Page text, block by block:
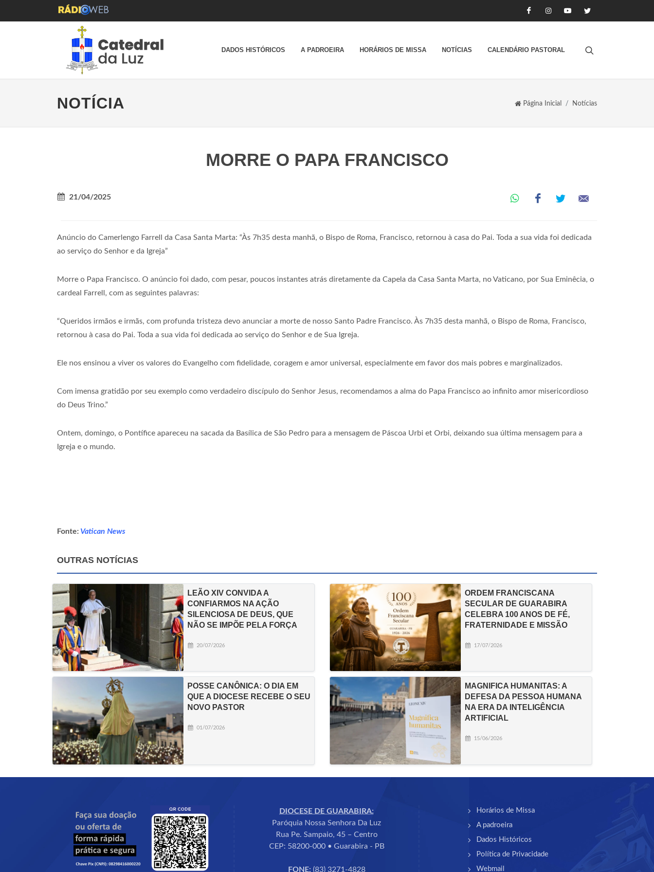
DADOS HISTÓRICOS A PADROEIRA HORÁRIOS DE MISSA NOTÍCIAS CALENDÁRIO PASTORAL
NOTÍCIA Página Inicial Notícias
MORRE O PAPA FRANCISCO
21/04/2025
Anúncio do Camerlengo Farrell da Casa Santa Marta: “Às 7h35 desta manhã, o Bispo de Roma, Francisco, retornou à casa do Pai. Toda a sua vida foi dedicada
ao serviço do Senhor e da Igreja”
Morre o Papa Francisco. O anúncio foi dado, com pesar, poucos instantes atrás diretamente da Capela da Casa Santa Marta, no Vaticano, por Sua Eminêcia, o
cardeal Farrell, com as seguintes palavras:
“Queridos irmãos e irmãs, com profunda tristeza devo anunciar a morte de nosso Santo Padre Francisco. Às 7h35 desta manhã, o Bispo de Roma, Francisco,
retornou à casa do Pai. Toda a sua vida foi dedicada ao serviço do Senhor e de Sua Igreja.
Ele nos ensinou a viver os valores do Evangelho com fidelidade, coragem e amor universal, especialmente em favor dos mais pobres e marginalizados.
Com imensa gratidão por seu exemplo como verdadeiro discípulo do Senhor Jesus, recomendamos a alma do Papa Francisco ao infinito amor misericordioso
do Deus Trino.”
Ontem, domingo, o Pontífice apareceu na sacada da Basílica de São Pedro para a mensagem de Páscoa Urbi et Orbi, deixando sua última mensagem para a
Igreja e o mundo.
Fonte: Vatican News
OUTRAS NOTÍCIAS
LEÃO XIV CONVIDA A
CONFIARMOS NA AÇÃO
SILENCIOSA DE DEUS, QUE
NÃO SE IMPÕE PELA FORÇA
20/07/2026
ORDEM FRANCISCANA
SECULAR DE GUARABIRA
CELEBRA 100 ANOS DE FÉ,
FRATERNIDADE E MISSÃO
17/07/2026
POSSE CANÔNICA: O DIA EM
QUE A DIOCESE RECEBE O SEU
NOVO PASTOR
01/07/2026
MAGNIFICA HUMANITAS: A
DEFESA DA PESSOA HUMANA
NA ERA DA INTELIGÊNCIA
ARTIFICIAL
15/06/2026
DIOCESE DE GUARABIRA:
Paróquia Nossa Senhora Da Luz
Rua Pe. Sampaio, 45 – Centro
CEP: 58200-000 • Guarabira - PB
FONE: (83) 3271-4828
Horários de Missa
A padroeira
Dados Históricos
Política de Privacidade
Webmail